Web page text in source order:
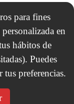
para fines
en
hábitos de
Puedes
preferencias.